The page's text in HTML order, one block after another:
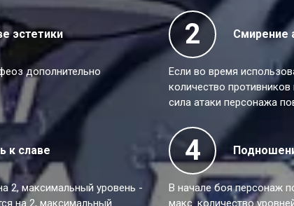
эстетики
дополнительно
2 Смирение
Если во время
количество
сила атаки персонажа
к славе
2, максимальный уровень -
на 2, максимальный
4
В начале боя персонаж
макс. количество